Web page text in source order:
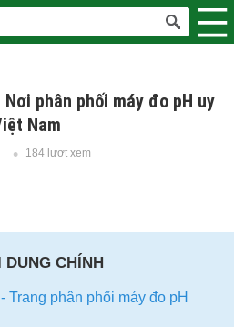
phân phối máy đo pH uy
Nam
184 lượt xem
DUNG CHÍNH
Trang phân phối máy đo pH